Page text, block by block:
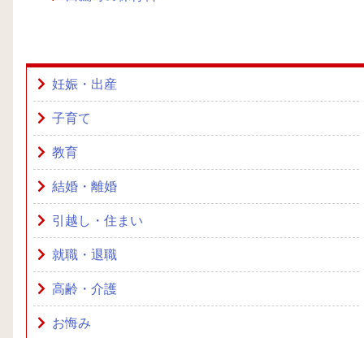
妊娠・出産
子育て
教育
結婚・離婚
引越し・住まい
就職・退職
高齢・介護
お悔み